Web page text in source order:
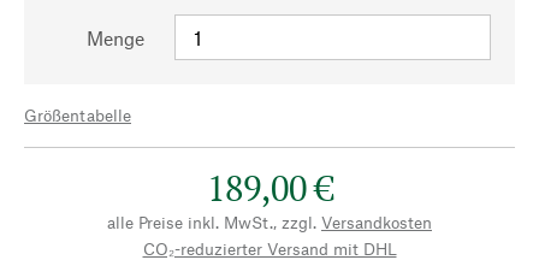
Menge
Größentabelle
189,00 €
alle Preise inkl. MwSt., zzgl. Versandkosten
CO₂-reduzierter Versand mit DHL